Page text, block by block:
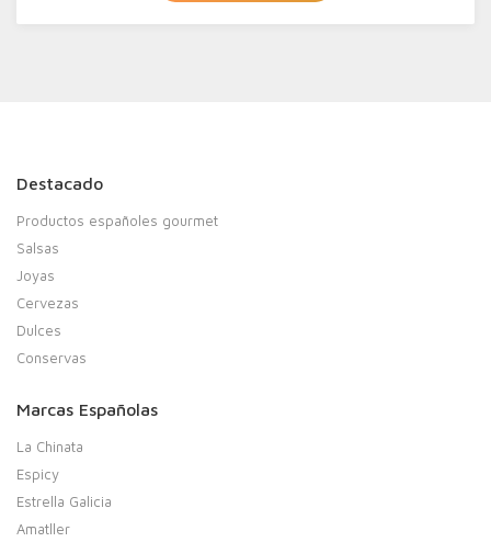
Destacado
Productos españoles gourmet
Salsas
Joyas
Cervezas
Dulces
Conservas
Marcas Españolas
La Chinata
Espicy
Estrella Galicia
Amatller